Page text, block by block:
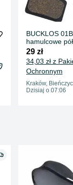
BUCKLOS
hamulcowe
semi-metal
29 zł
34,03 zł z
Ochronnym
Kraków,
Dzisiaj o 07:06